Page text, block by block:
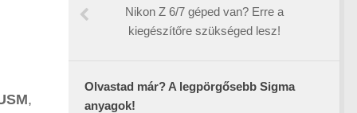
,
Nikon Z 6/7 géped van? Erre a
kiegészítőre szükséged lesz!
Olvastad már? A legpörgősebb Sigma
anyagok!